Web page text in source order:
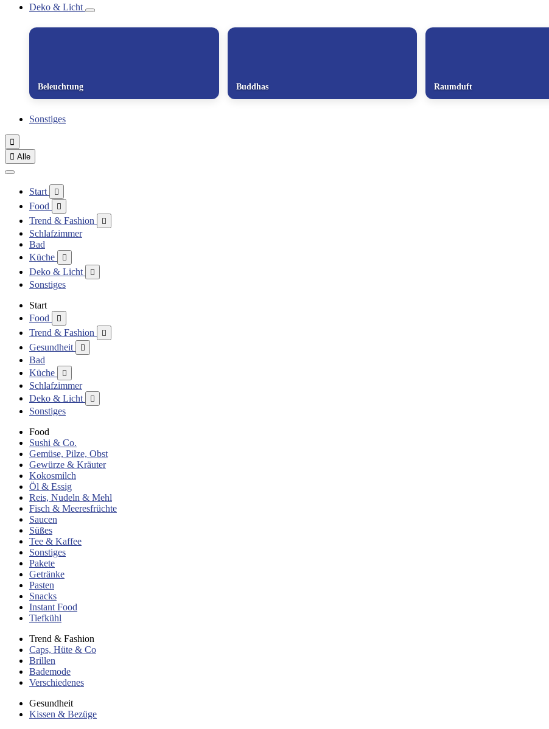
Deko & Licht
Beleuchtung Buddhas Raumduft
Sonstiges

 Alle
Start 
Food 
Trend & Fashion 
Schlafzimmer
Bad
Küche

Deko & Licht 
Sonstiges
Start
Food

Trend & Fashion 
Gesundheit 
Bad
Küche

Schlafzimmer
Deko & Licht

Sonstiges
Food
Sushi & Co.
Gemüse, Pilze, Obst
Gewürze & Kräuter
Kokosmilch
Öl & Essig
Reis, Nudeln & Mehl
Fisch & Meeresfrüchte
Saucen
Süßes
Tee & Kaffee
Sonstiges
Pakete
Getränke
Pasten
Snacks
Instant Food
Tiefkühl
Trend & Fashion
Caps, Hüte & Co
Brillen
Bademode
Verschiedenes
Gesundheit
Kissen & Bezüge